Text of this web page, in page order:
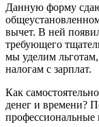
Данную форму
вычет. В ней
требующего
мы уделим льготам,
налогам с зарплат.
Как
денег и времени?
профессиональные